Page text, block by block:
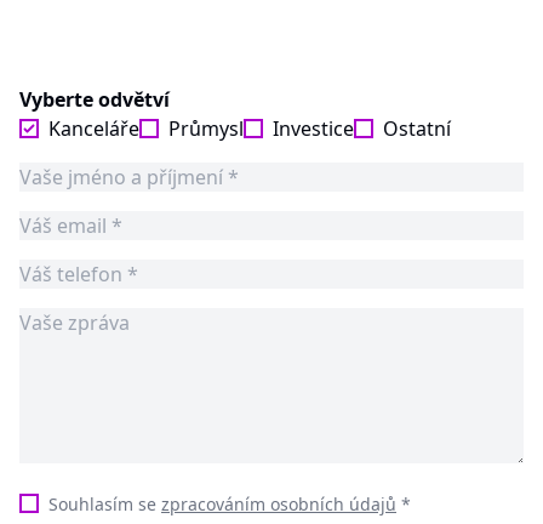
Vyberte odvětví
Kanceláře
Průmysl Investice Ostatní
Souhlasím se zpracováním osobních údajů *